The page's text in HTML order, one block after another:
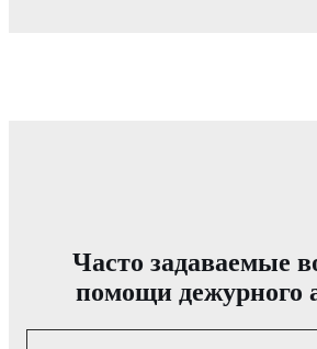
Часто задаваемые
помощи дежурного